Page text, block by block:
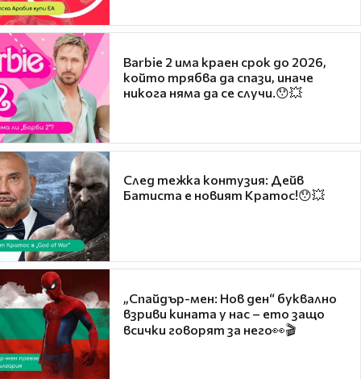
Barbie 2 има краен срок до 2026,
който трябва да спази, иначе
никога няма да се случи.😯💥
След тежка контузия: Дейв
Батиста е новият Кратос!😯💥
„Спайдър-мен: Нов ден“ буквално
взриви кината у нас – ето защо
всички говорят за него👀🎬